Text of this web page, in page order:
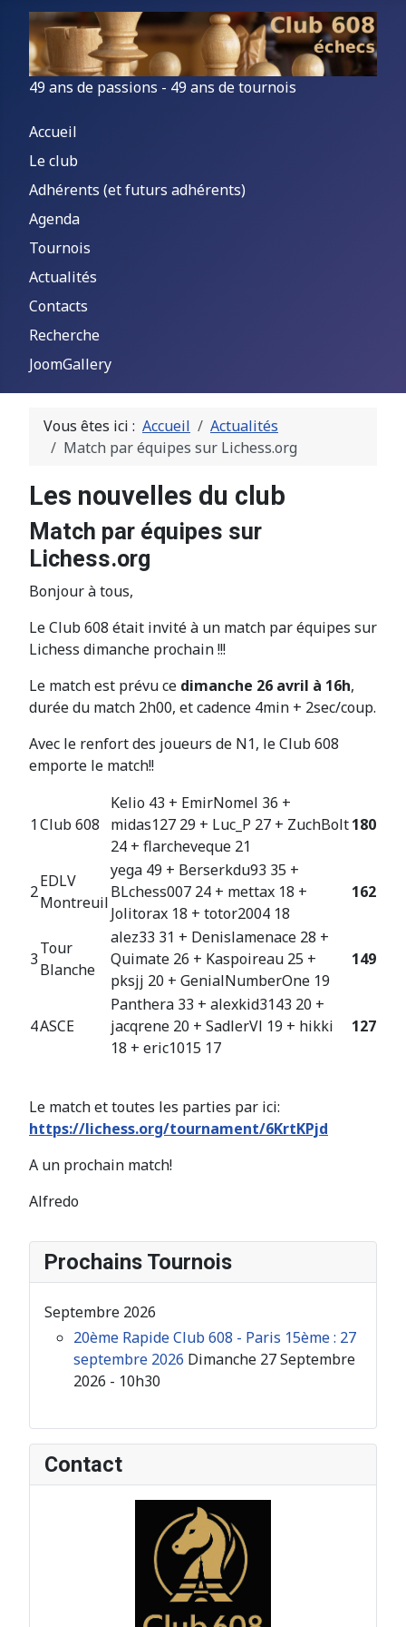
49 ans de passions - 49 ans de tournois
Accueil
Le club
Adhérents (et futurs adhérents)
Agenda
Tournois
Actualités
Contacts
Recherche
JoomGallery
Prochains Tournois
Septembre 2026
20ème Rapide Club 608 - Paris 15ème : 27
septembre 2026 Dimanche 27 Septembre
2026 - 10h30
Contact
Vous êtes ici : Accueil
Actualités
Match par équipes sur Lichess.org
Les nouvelles du club
Match par équipes sur
Lichess.org
Bonjour à tous,
Le Club 608 était invité à un match par équipes sur
Lichess dimanche prochain !!!
Le match est prévu ce dimanche 26 avril à 16h,
durée du match 2h00, et cadence 4min + 2sec/coup.
Avec le renfort des joueurs de N1, le Club 608
emporte le match!!
1Club 608
Kelio 43 + EmirNomel 36 +
midas127 29 + Luc_P 27 + ZuchBolt
24 + flarcheveque 21
180
2
EDLV
Montreuil
yega 49 + Berserkdu93 35 +
BLchess007 24 + mettax 18 +
Jolitorax 18 + totor2004 18
162
3
Tour
Blanche
alez33 31 + Denislamenace 28 +
Quimate 26 + Kaspoireau 25 +
pksjj 20 + GenialNumberOne 19
149
4ASCE
Panthera 33 + alexkid3143 20 +
jacqrene 20 + SadlerVl 19 + hikki
18 + eric1015 17
127
Le match et toutes les parties par ici:
https://lichess.org/tournament/6KrtKPjd
A un prochain match!
Alfredo